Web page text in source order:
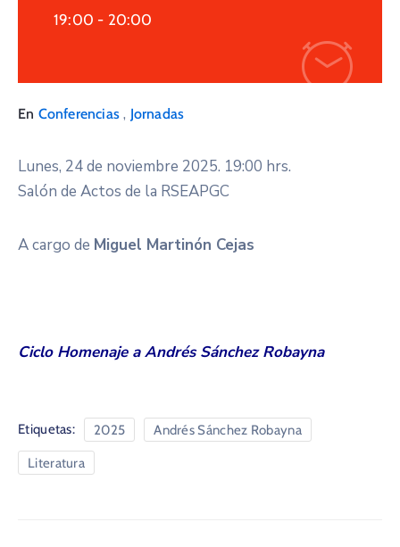
19:00 - 20:00
En Conferencias , Jornadas
Lunes, 24 de noviembre 2025. 19:00 hrs.
Salón de Actos de la RSEAPGC
A cargo de Miguel Martinón Cejas
Ciclo Homenaje a Andrés Sánchez Robayna
Etiquetas: 2025 Andrés Sánchez Robayna
Literatura